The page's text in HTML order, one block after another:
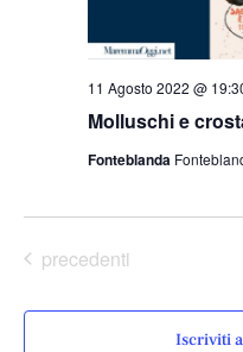
Molluschi e
11 Agosto 2022 @
Fonteblanda
Eventi
precedenti
Iscriviti